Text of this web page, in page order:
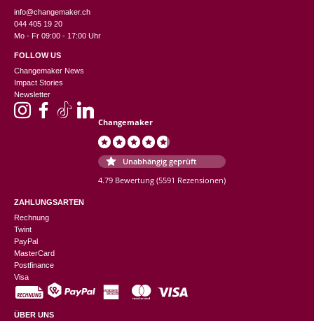
info@changemaker.ch
044 405 19 20
Mo - Fr 09:00 - 17:00 Uhr
FOLLOW US
Changemaker News
Impact Stories
Newsletter
Changemaker
Unabhängig geprüft
4.79 Bewertung (5591 Rezensionen)
ZAHLUNGSARTEN
Rechnung
Twint
PayPal
MasterCard
Postfinance
Visa
ÜBER UNS